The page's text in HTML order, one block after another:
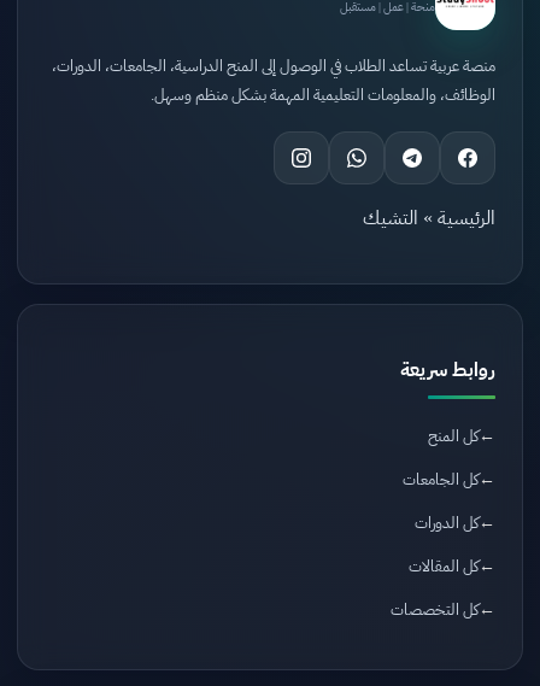
منحة | عمل | مستقبل
منصة عربية تساعد الطلاب في الوصول إلى المنح الدراسية، الجامعات، الدورات،
الوظائف، والمعلومات التعليمية المهمة بشكل منظم وسهل.
الرئيسية » التشيك
روابط سريعة
كل المنح
كل الجامعات
كل الدورات
كل المقالات
كل التخصصات